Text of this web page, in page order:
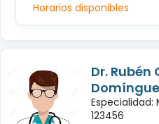
Horarios disponibles
Dr. Rubén
Especialidad:
123456